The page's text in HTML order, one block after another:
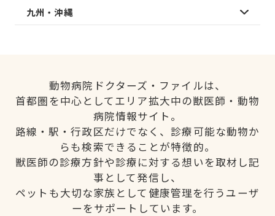
九州・沖縄
動物病院ドクターズ・ファイルは、
首都圏を中心としてエリア拡大中の獣医師・動物
病院情報サイト。
路線・駅・行政区だけでなく、診療可能な動物か
らも検索できることが特徴的。
獣医師の診療方針や診療に対する想いを取材し記
事として発信し、
ペットも大切な家族として健康管理を行うユーザ
ーをサポートしています。